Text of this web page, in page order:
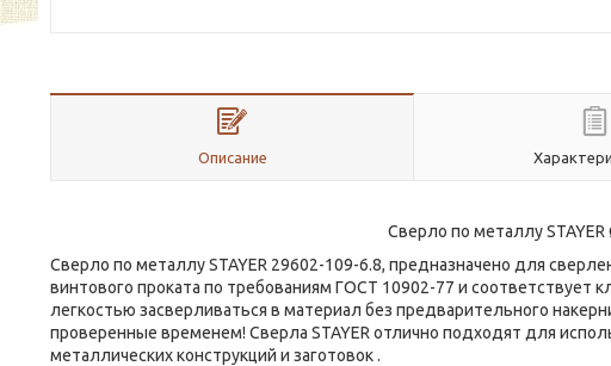
Описание
Сверло по металлу
Сверло по металлу STAYER 29602-109-6.8, предназначено для
винтового проката по требованиям ГОСТ 10902-77 и соответствует
легкостью засверливаться в материал без предварительного
проверенные временем! Сверла STAYER отлично подходят для
металлических конструкций и заготовок .